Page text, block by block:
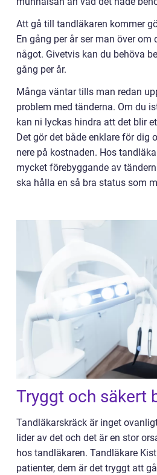
Att gå till tandläkaren kommer
En gång per år ser man över om
något. Givetvis kan du behöva
gång per år.
Många väntar tills man redan
problem med tänderna. Om du
kan ni lyckas hindra att det blir
Det gör det både enklare för dig
nere på kostnaden. Hos
mycket förebyggande av
ska hålla en så bra status som
Tryggt och säkert
Tandläkarskräck är inget
lider av det och det är en stor
hos tandläkaren. Tandläkare
patienter, dem är det tryggt att